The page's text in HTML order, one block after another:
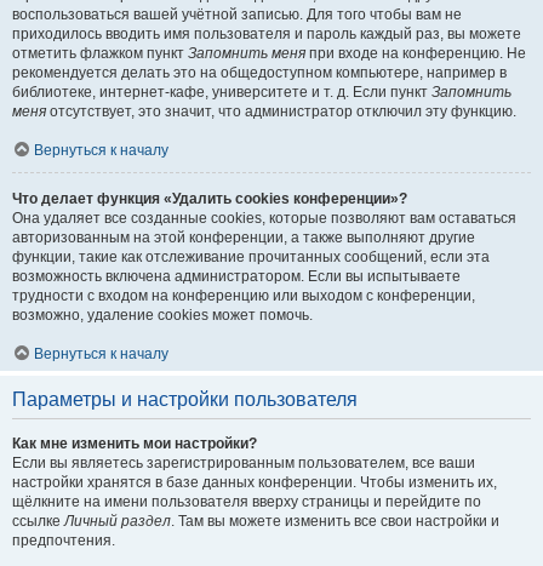
воспользоваться вашей учётной записью. Для того чтобы вам не
приходилось вводить имя пользователя и пароль каждый раз, вы можете
отметить флажком пункт Запомнить меня при входе на конференцию. Не
рекомендуется делать это на общедоступном компьютере, например в
библиотеке, интернет-кафе, университете и т. д. Если пункт Запомнить
меня отсутствует, это значит, что администратор отключил эту функцию.
Вернуться к началу
Что делает функция «Удалить cookies конференции»?
Она удаляет все созданные cookies, которые позволяют вам оставаться
авторизованным на этой конференции, а также выполняют другие
функции, такие как отслеживание прочитанных сообщений, если эта
возможность включена администратором. Если вы испытываете
трудности с входом на конференцию или выходом с конференции,
возможно, удаление cookies может помочь.
Вернуться к началу
Параметры и настройки пользователя
Как мне изменить мои настройки?
Если вы являетесь зарегистрированным пользователем, все ваши
настройки хранятся в базе данных конференции. Чтобы изменить их,
щёлкните на имени пользователя вверху страницы и перейдите по
ссылкеЛичный раздел. Там вы можете изменить все свои настройки и
предпочтения.